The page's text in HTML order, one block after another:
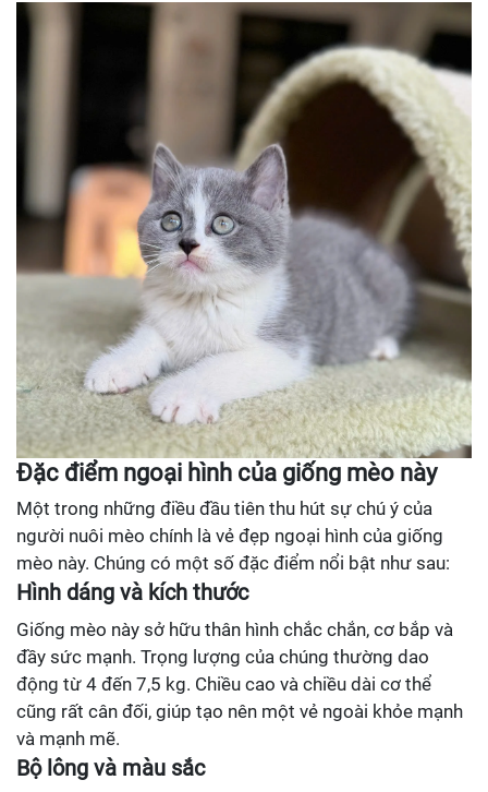
Đặc điểm ngoại hình của giống mèo này
Một trong những điều đầu tiên thu hút sự chú ý của
người nuôi mèo chính là vẻ đẹp ngoại hình của giống
mèo này. Chúng có một số đặc điểm nổi bật như sau:
Hình dáng và kích thước
Giống mèo này sở hữu thân hình chắc chắn, cơ bắp và
đầy sức mạnh. Trọng lượng của chúng thường dao
động từ 4 đến 7,5 kg. Chiều cao và chiều dài cơ thể
cũng rất cân đối, giúp tạo nên một vẻ ngoài khỏe mạnh
và mạnh mẽ.
Bộ lông và màu sắc